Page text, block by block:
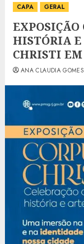
CAPA GERAL
HISTÓRIA E
CHRISTI EM
ANA CLAUDIA GOMES